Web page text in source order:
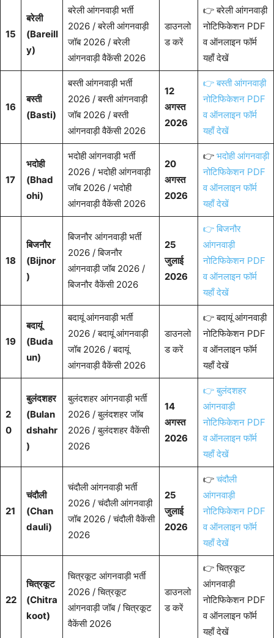
15
बरेली
(Bareill
y)
बरेली आंगनवाड़ी भर्ती
2026 / बरेली आंगनवाड़ी
जॉब 2026 / बरेली
आंगनवाड़ी वैकेंसी 2026
डाउनलो
ड करें
👉 बरेली आंगनवाड़ी
नोटिफिकेशन PDF
व ऑनलाइन फॉर्म
यहाँ देखें
16
बस्ती
(Basti)
बस्ती आंगनवाड़ी भर्ती
2026 / बस्ती आंगनवाड़ी
जॉब 2026 / बस्ती
आंगनवाड़ी वैकेंसी 2026
12
अगस्त
2026
👉 बस्ती आंगनवाड़ी
नोटिफिकेशन PDF
व ऑनलाइन फॉर्म
यहाँ देखें
17
भदोही
(Bhad
ohi)
भदोही आंगनवाड़ी भर्ती
2026 / भदोही आंगनवाड़ी
जॉब 2026 / भदोही
आंगनवाड़ी वैकेंसी 2026
20
अगस्त
2026
👉 भदोही आंगनवाड़ी
नोटिफिकेशन PDF
व ऑनलाइन फॉर्म
यहाँ देखें
18
बिजनौर
(Bijnor
)
बिजनौर आंगनवाड़ी भर्ती
2026 / बिजनौर
आंगनवाड़ी जॉब 2026 /
बिजनौर वैकेंसी 2026
25
जुलाई
2026
👉 बिजनौर
आंगनवाड़ी
नोटिफिकेशन PDF
व ऑनलाइन फॉर्म
यहाँ देखें
19
बदायूं
(Buda
un)
बदायूं आंगनवाड़ी भर्ती
2026 / बदायूं आंगनवाड़ी
जॉब 2026 / बदायूं
आंगनवाड़ी वैकेंसी 2026
डाउनलो
ड करें
👉 बदायूं आंगनवाड़ी
नोटिफिकेशन PDF
व ऑनलाइन फॉर्म
यहाँ देखें
2
0
बुलंदशहर
(Bulan
dshahr
)
बुलंदशहर आंगनवाड़ी भर्ती
2026 / बुलंदशहर जॉब
2026 / बुलंदशहर वैकेंसी
2026
14
अगस्त
2026
👉 बुलंदशहर
आंगनवाड़ी
नोटिफिकेशन PDF
व ऑनलाइन फॉर्म
यहाँ देखें
21
चंदौली
(Chan
dauli)
चंदौली आंगनवाड़ी भर्ती
2026 / चंदौली आंगनवाड़ी
जॉब 2026 / चंदौली वैकेंसी
2026
25
जुलाई
2026
👉चंदौली
आंगनवाड़ी
नोटिफिकेशन PDF
व ऑनलाइन फॉर्म
यहाँ देखें
22
चित्रकूट
(Chitra
koot)
चित्रकूट आंगनवाड़ी भर्ती
2026 / चित्रकूट
आंगनवाड़ी जॉब / चित्रकूट
वैकेंसी 2026
डाउनलो
ड करें
👉 चित्रकूट
आंगनवाड़ी
नोटिफिकेशन PDF
व ऑनलाइन फॉर्म
यहाँ देखें